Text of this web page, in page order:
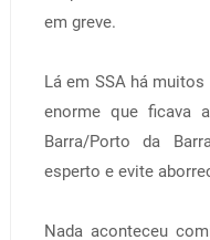
em greve.
Lá em SSA há
enorme que ficava
Barra/Porto da
esperto e evite
Nada aconteceu